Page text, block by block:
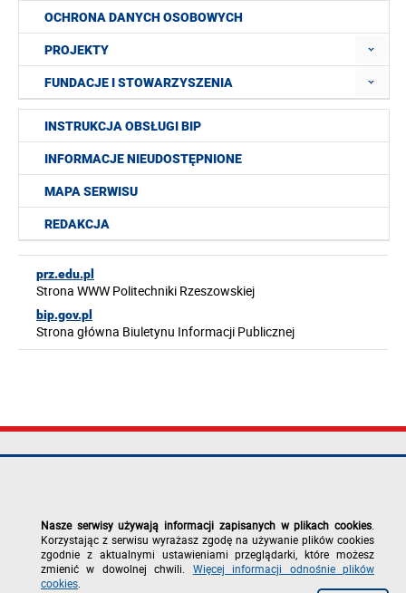
OCHRONA DANYCH OSOBOWYCH
PROJEKTY
FUNDACJE I STOWARZYSZENIA
INSTRUKCJA OBSŁUGI BIP
INFORMACJE NIEUDOSTĘPNIONE
MAPA SERWISU
REDAKCJA
prz.edu.pl
Strona WWW Politechniki Rzeszowskiej
bip.gov.pl
Strona główna Biuletynu Informacji Publicznej
Politechnika
al. Powstańców
Warszawy 12
35-029 Rzeszów
tel.: +48 17 865
e-mail:
kancelaria@prz.edu.pl
Mapa serwisu
prywatności
Zgłoś błąd na
stronie
Nasze serwisy używają informacji zapisanych w plikach cookies
Korzystając z serwisu wyrażasz zgodę na używanie plików cookies
zgodnie z aktualnymi ustawieniami przeglądarki, które możesz
zmienić w dowolnej chwili. Więcej informacji odnośnie plików
cookies